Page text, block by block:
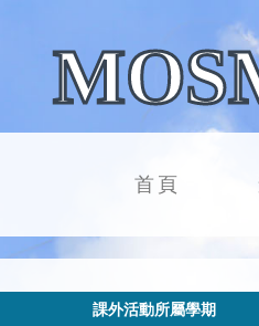
首頁
課外活動所屬學期